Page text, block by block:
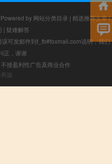
by 网站分类目录 | 精选推荐文章|
| 疑难解答
可发邮件到f_fb#foxmail.com说明，我们
正，谢谢
接盈利性广告及商业合作
孩